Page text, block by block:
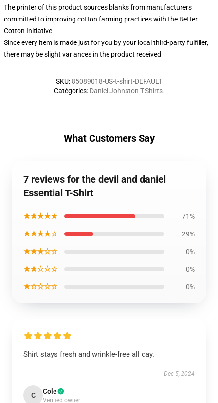
The printer of this product sources blanks from manufacturers
committed to improving cotton farming practices with the Better
Cotton Initiative
Since every item is made just for you by your local third-party fulfiller,
there may be slight variances in the product received
SKU:85089018-US-t-shirt-DEFAULT
Catégories: Daniel Johnston T-Shirts,
What Customers Say
7 reviews for the devil and daniel
Essential T-Shirt
★★★★★ 71%
★★★★☆ 29%
★★★☆☆ 0%
★★☆☆☆ 0%
★☆☆☆☆ 0%
Shirt stays fresh and wrinkle-free all day.
Dec 5, 2024
C Cole
Verified owner